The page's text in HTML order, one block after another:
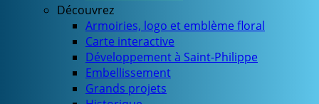
Découvrez
Armoiries, logo et emblème floral
Carte interactive
Développement à Saint-Philippe
Embellissement
Grands projets